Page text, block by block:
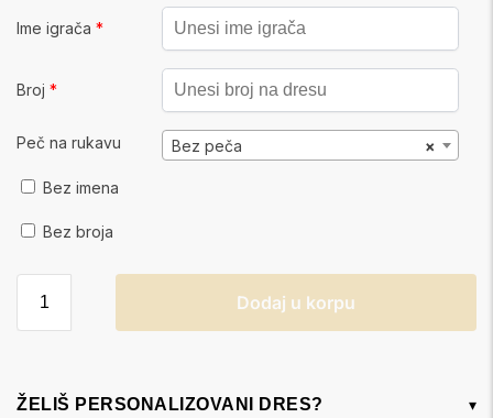
Ime igrača *
Broj *
Peč na rukavu ×
Bez peča
Bez imena
Bez broja
Dodaj u korpu
ŽELIŠ PERSONALIZOVANI DRES? ▾